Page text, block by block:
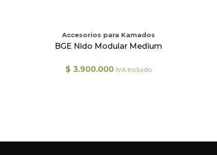
Accesorios para Kamados
BGE Nido Modular Medium
$ 3.900.000 IVA Incluido